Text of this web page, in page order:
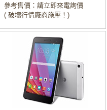
參考售價：請立即來電詢價
( 破壞行情廠商施壓！)